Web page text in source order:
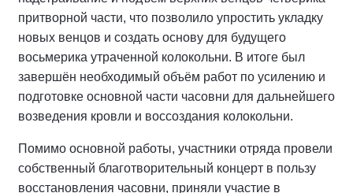
притворной части, что позволило упростить укладку
новых венцов и создать основу для будущего
восьмерика утраченной колокольни. В итоге был
завершён необходимый объём работ по усилению и
подготовке основной части часовни для дальнейшего
возведения кровли и воссоздания колокольни.
Помимо основной работы, участники отряда провели
собственный благотворительный концерт в пользу
восстановления часовни, приняли участие в